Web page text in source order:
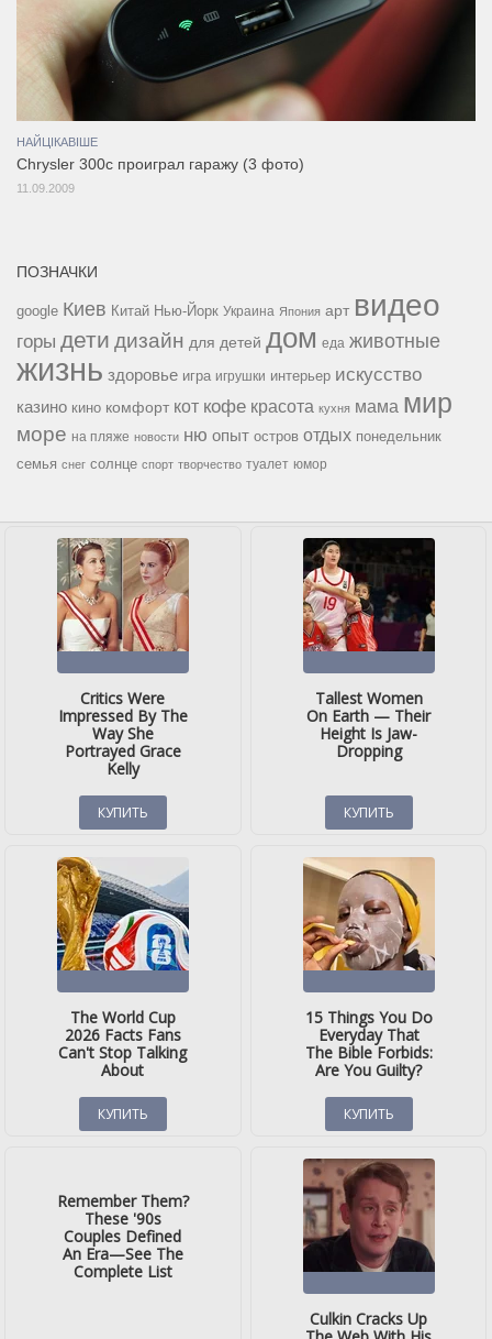
НАЙЦІКАВІШЕ
Chrysler 300c проиграл гаражу (3 фото)
11.09.2009
ПОЗНАЧКИ
google Киев Китай Нью-Йорк Украина Япония арт видео
горы дети дизайн для детей дом еда животные
жизнь здоровье игра игрушки интерьер искусство
казино кино комфорт кот кофе красота кухня мама мир
море на пляже новости ню опыт остров отдых понедельник
семья снег солнце спорт творчество туалет юмор